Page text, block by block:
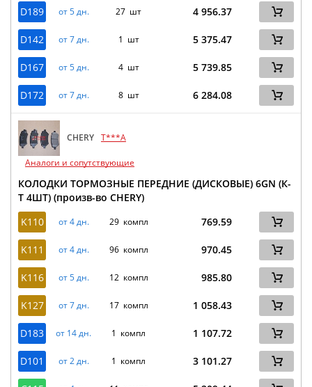
D189 от 5 дн. 27 шт 4 956.37
D142 от 7 дн. 1 шт 5 375.47
D167 от 5 дн. 4 шт 5 739.85
D172 от 7 дн. 8 шт 6 284.08
CHERY T***A
Аналоги и сопутствующие
КОЛОДКИ ТОРМОЗНЫЕ ПЕРЕДНИЕ (ДИСКОВЫЕ) 6GN (К-
Т 4ШТ) (произв-во CHERY)
K110
от 4 дн. 29 компл 769.59
K111 от 4 дн. 96 компл 970.45
K116 от 5 дн. 12 компл 985.80
K127 от 7 дн. 17 компл 1 058.43
D183 от 14 дн. 1 компл 1 107.72
D101 от 2 дн. 1 компл 3 101.27